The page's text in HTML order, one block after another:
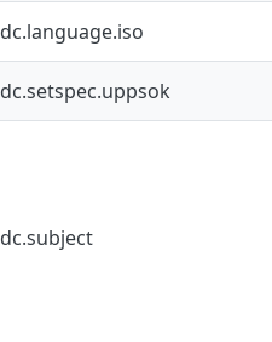
dc.language.iso
dc.setspec.uppsok
dc.subject